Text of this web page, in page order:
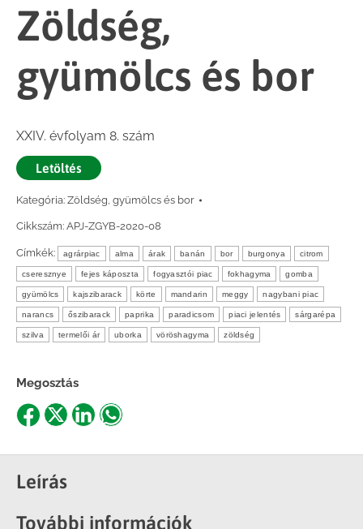
Zöldség,
gyümölcs és bor
XXIV. évfolyam 8. szám
Letöltés
Kategória: Zöldség, gyümölcs és bor
Cikkszám: APJ-ZGYB-2020-08
Címkék: agrárpiac alma árak banán bor burgonya citrom
cseresznye fejes káposzta fogyasztói piac fokhagyma gomba
gyümölcs kajszibarack körte mandarin meggy nagybani piac
narancs őszibarack paprika paradicsom piaci jelentés sárgarépa
szilva termelői ár uborka vöröshagyma zöldség
Megosztás
Share
Facebook
Share
X
ShareShare
Leírás
További információk